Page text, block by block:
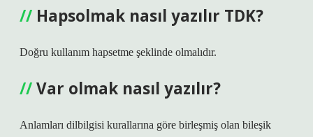
Hapsolmak nasıl yazılır TDK?
Doğru kullanım hapsetme şeklinde olmalıdır.
Var olmak nasıl yazılır?
Anlamları dilbilgisi kurallarına göre birleşmiş olan bileşik